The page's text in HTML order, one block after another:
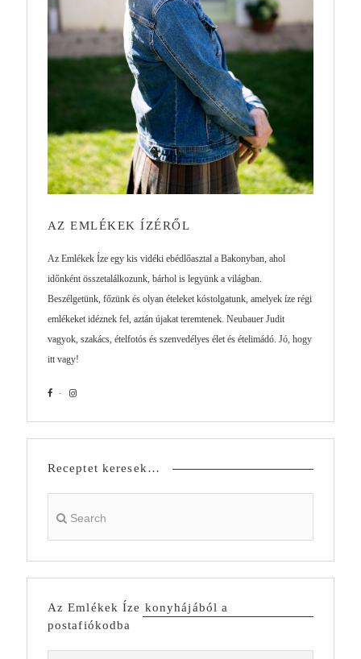
AZ EMLÉKEK ÍZÉRŐL
Az Emlékek Íze egy kis vidéki ebédlőasztal a Bakonyban, ahol
időnként összetalálkozunk, bárhol is legyünk a világban.
Beszélgetünk, főzünk és olyan ételeket kóstolgatunk, amelyek íze régi
emlékeket idéznek fel, aztán újakat teremtenek. Neubauer Judit
vagyok, szakács, ételfotós és szenvedélyes élet és ételimádó. Jó, hogy
itt vagy!
Receptet keresek…
Az Emlékek Íze konyhájából a
postafiókodba